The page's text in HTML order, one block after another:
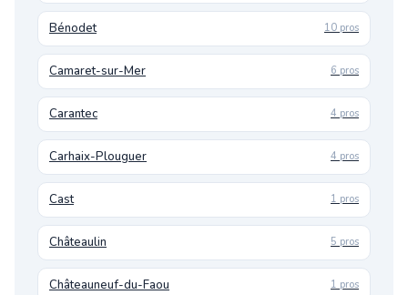
Bénodet 10 pros
Camaret-sur-Mer 6 pros
Carantec 4 pros
Carhaix-Plouguer 4 pros
Cast 1 pros
Châteaulin 5 pros
Châteauneuf-du-Faou 1 pros